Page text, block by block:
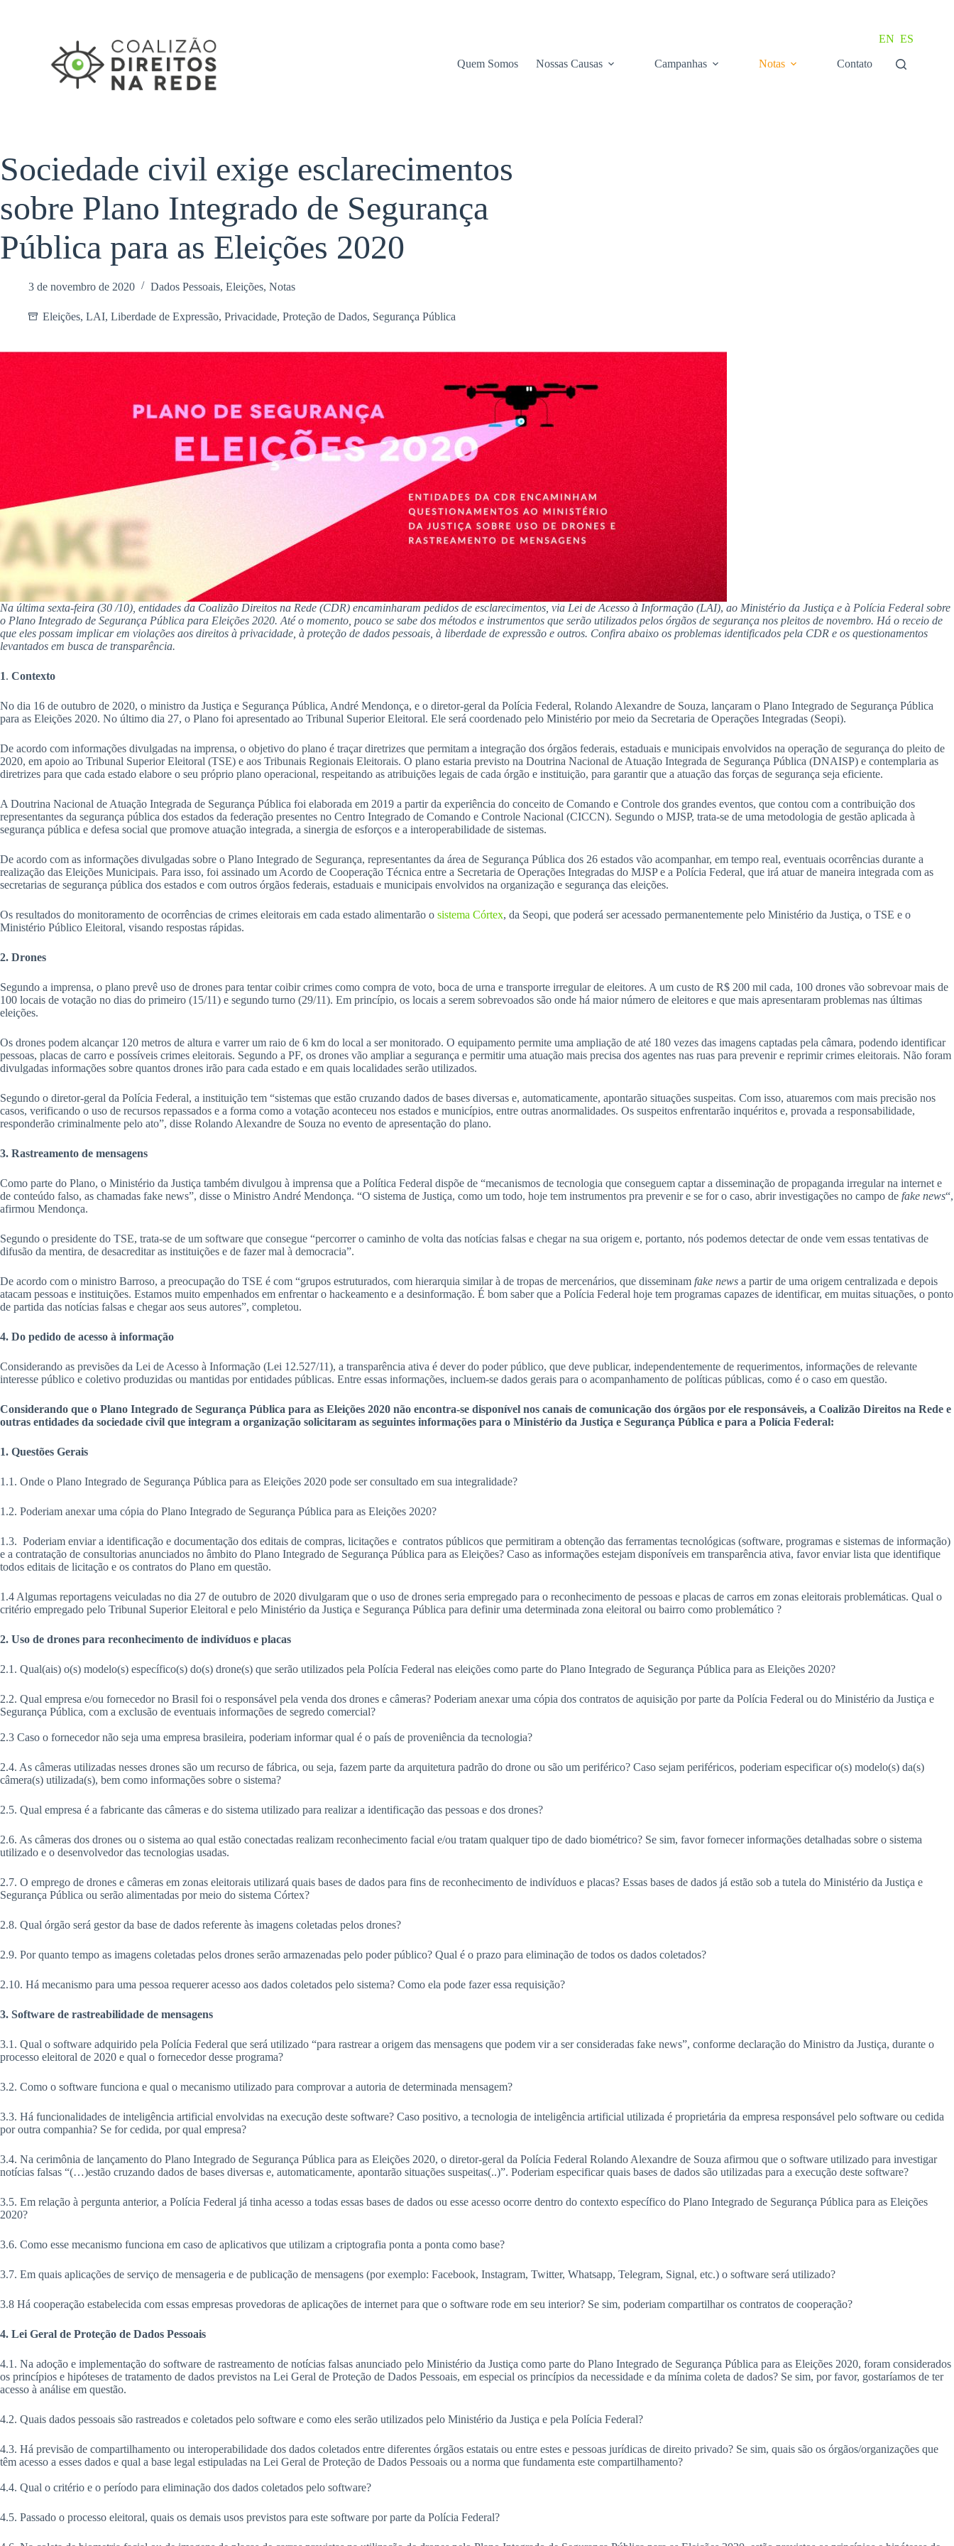
EN ES
Quem Somos Nossas Causas Campanhas Notas Contato
Sociedade civil exige esclarecimentos
sobre Plano Integrado de Segurança
Pública para as Eleições 2020
3 de novembro de 2020 Dados Pessoais, Eleições, Notas
Eleições, LAI, Liberdade de Expressão, Privacidade, Proteção de Dados, Segurança Pública
Na última sexta-feira (30 /10), entidades da Coalizão Direitos na Rede (CDR) encaminharam pedidos de esclarecimentos, via Lei de Acesso à Informação (LAI), ao Ministério da Justiça e à Polícia Federal sobre
o Plano Integrado de Segurança Pública para Eleições 2020. Até o momento, pouco se sabe dos métodos e instrumentos que serão utilizados pelos órgãos de segurança nos pleitos de novembro. Há o receio de
que eles possam implicar em violações aos direitos à privacidade, à proteção de dados pessoais, à liberdade de expressão e outros. Confira abaixo os problemas identificados pela CDR e os questionamentos
levantados em busca de transparência.
1. Contexto
No dia 16 de outubro de 2020, o ministro da Justiça e Segurança Pública, André Mendonça, e o diretor-geral da Polícia Federal, Rolando Alexandre de Souza, lançaram o Plano Integrado de Segurança Pública
para as Eleições 2020. No último dia 27, o Plano foi apresentado ao Tribunal Superior Eleitoral. Ele será coordenado pelo Ministério por meio da Secretaria de Operações Integradas (Seopi).
De acordo com informações divulgadas na imprensa, o objetivo do plano é traçar diretrizes que permitam a integração dos órgãos federais, estaduais e municipais envolvidos na operação de segurança do pleito de
2020, em apoio ao Tribunal Superior Eleitoral (TSE) e aos Tribunais Regionais Eleitorais. O plano estaria previsto na Doutrina Nacional de Atuação Integrada de Segurança Pública (DNAISP) e contemplaria as
diretrizes para que cada estado elabore o seu próprio plano operacional, respeitando as atribuições legais de cada órgão e instituição, para garantir que a atuação das forças de segurança seja eficiente.
A Doutrina Nacional de Atuação Integrada de Segurança Pública foi elaborada em 2019 a partir da experiência do conceito de Comando e Controle dos grandes eventos, que contou com a contribuição dos
representantes da segurança pública dos estados da federação presentes no Centro Integrado de Comando e Controle Nacional (CICCN). Segundo o MJSP, trata-se de uma metodologia de gestão aplicada à
segurança pública e defesa social que promove atuação integrada, a sinergia de esforços e a interoperabilidade de sistemas.
De acordo com as informações divulgadas sobre o Plano Integrado de Segurança, representantes da área de Segurança Pública dos 26 estados vão acompanhar, em tempo real, eventuais ocorrências durante a
realização das Eleições Municipais. Para isso, foi assinado um Acordo de Cooperação Técnica entre a Secretaria de Operações Integradas do MJSP e a Polícia Federal, que irá atuar de maneira integrada com as
secretarias de segurança pública dos estados e com outros órgãos federais, estaduais e municipais envolvidos na organização e segurança das eleições.
Os resultados do monitoramento de ocorrências de crimes eleitorais em cada estado alimentarão o sistema Córtex, da Seopi, que poderá ser acessado permanentemente pelo Ministério da Justiça, o TSE e o
Ministério Público Eleitoral, visando respostas rápidas.
2. Drones
Segundo a imprensa, o plano prevê uso de drones para tentar coibir crimes como compra de voto, boca de urna e transporte irregular de eleitores. A um custo de R$ 200 mil cada, 100 drones vão sobrevoar mais de
100 locais de votação no dias do primeiro (15/11) e segundo turno (29/11). Em princípio, os locais a serem sobrevoados são onde há maior número de eleitores e que mais apresentaram problemas nas últimas
eleições.
Os drones podem alcançar 120 metros de altura e varrer um raio de 6 km do local a ser monitorado. O equipamento permite uma ampliação de até 180 vezes das imagens captadas pela câmara, podendo identificar
pessoas, placas de carro e possíveis crimes eleitorais. Segundo a PF, os drones vão ampliar a segurança e permitir uma atuação mais precisa dos agentes nas ruas para prevenir e reprimir crimes eleitorais. Não foram
divulgadas informações sobre quantos drones irão para cada estado e em quais localidades serão utilizados.
Segundo o diretor-geral da Polícia Federal, a instituição tem “sistemas que estão cruzando dados de bases diversas e, automaticamente, apontarão situações suspeitas. Com isso, atuaremos com mais precisão nos
casos, verificando o uso de recursos repassados e a forma como a votação aconteceu nos estados e municípios, entre outras anormalidades. Os suspeitos enfrentarão inquéritos e, provada a responsabilidade,
responderão criminalmente pelo ato”, disse Rolando Alexandre de Souza no evento de apresentação do plano.
3. Rastreamento de mensagens
Como parte do Plano, o Ministério da Justiça também divulgou à imprensa que a Política Federal dispõe de “mecanismos de tecnologia que conseguem captar a disseminação de propaganda irregular na internet e
de conteúdo falso, as chamadas fake news”, disse o Ministro André Mendonça. “O sistema de Justiça, como um todo, hoje tem instrumentos pra prevenir e se for o caso, abrir investigações no campo de fake news“,
afirmou Mendonça.
Segundo o presidente do TSE, trata-se de um software que consegue “percorrer o caminho de volta das notícias falsas e chegar na sua origem e, portanto, nós podemos detectar de onde vem essas tentativas de
difusão da mentira, de desacreditar as instituições e de fazer mal à democracia”.
De acordo com o ministro Barroso, a preocupação do TSE é com “grupos estruturados, com hierarquia similar à de tropas de mercenários, que disseminam fake news a partir de uma origem centralizada e depois
atacam pessoas e instituições. Estamos muito empenhados em enfrentar o hackeamento e a desinformação. É bom saber que a Polícia Federal hoje tem programas capazes de identificar, em muitas situações, o ponto
de partida das notícias falsas e chegar aos seus autores”, completou.
4. Do pedido de acesso à informação
Considerando as previsões da Lei de Acesso à Informação (Lei 12.527/11), a transparência ativa é dever do poder público, que deve publicar, independentemente de requerimentos, informações de relevante
interesse público e coletivo produzidas ou mantidas por entidades públicas. Entre essas informações, incluem-se dados gerais para o acompanhamento de políticas públicas, como é o caso em questão.
Considerando que o Plano Integrado de Segurança Pública para as Eleições 2020 não encontra-se disponível nos canais de comunicação dos órgãos por ele responsáveis, a Coalizão Direitos na Rede e
outras entidades da sociedade civil que integram a organização solicitaram as seguintes informações para o Ministério da Justiça e Segurança Pública e para a Polícia Federal:
1. Questões Gerais
1.1. Onde o Plano Integrado de Segurança Pública para as Eleições 2020 pode ser consultado em sua integralidade?
1.2. Poderiam anexar uma cópia do Plano Integrado de Segurança Pública para as Eleições 2020?
1.3. Poderiam enviar a identificação e documentação dos editais de compras, licitações e contratos públicos que permitiram a obtenção das ferramentas tecnológicas (software, programas e sistemas de informação)
e a contratação de consultorias anunciados no âmbito do Plano Integrado de Segurança Pública para as Eleições? Caso as informações estejam disponíveis em transparência ativa, favor enviar lista que identifique
todos editais de licitação e os contratos do Plano em questão.
1.4 Algumas reportagens veiculadas no dia 27 de outubro de 2020 divulgaram que o uso de drones seria empregado para o reconhecimento de pessoas e placas de carros em zonas eleitorais problemáticas. Qual o
critério empregado pelo Tribunal Superior Eleitoral e pelo Ministério da Justiça e Segurança Pública para definir uma determinada zona eleitoral ou bairro como problemático ?
2. Uso de drones para reconhecimento de indivíduos e placas
2.1. Qual(ais) o(s) modelo(s) específico(s) do(s) drone(s) que serão utilizados pela Polícia Federal nas eleições como parte do Plano Integrado de Segurança Pública para as Eleições 2020?
2.2. Qual empresa e/ou fornecedor no Brasil foi o responsável pela venda dos drones e câmeras? Poderiam anexar uma cópia dos contratos de aquisição por parte da Polícia Federal ou do Ministério da Justiça e
Segurança Pública, com a exclusão de eventuais informações de segredo comercial?
2.3 Caso o fornecedor não seja uma empresa brasileira, poderiam informar qual é o país de proveniência da tecnologia?
2.4. As câmeras utilizadas nesses drones são um recurso de fábrica, ou seja, fazem parte da arquitetura padrão do drone ou são um periférico? Caso sejam periféricos, poderiam especificar o(s) modelo(s) da(s)
câmera(s) utilizada(s), bem como informações sobre o sistema?
2.5. Qual empresa é a fabricante das câmeras e do sistema utilizado para realizar a identificação das pessoas e dos drones?
2.6. As câmeras dos drones ou o sistema ao qual estão conectadas realizam reconhecimento facial e/ou tratam qualquer tipo de dado biométrico? Se sim, favor fornecer informações detalhadas sobre o sistema
utilizado e o desenvolvedor das tecnologias usadas.
2.7. O emprego de drones e câmeras em zonas eleitorais utilizará quais bases de dados para fins de reconhecimento de indivíduos e placas? Essas bases de dados já estão sob a tutela do Ministério da Justiça e
Segurança Pública ou serão alimentadas por meio do sistema Córtex?
2.8. Qual órgão será gestor da base de dados referente às imagens coletadas pelos drones?
2.9. Por quanto tempo as imagens coletadas pelos drones serão armazenadas pelo poder público? Qual é o prazo para eliminação de todos os dados coletados?
2.10. Há mecanismo para uma pessoa requerer acesso aos dados coletados pelo sistema? Como ela pode fazer essa requisição?
3. Software de rastreabilidade de mensagens
3.1. Qual o software adquirido pela Polícia Federal que será utilizado “para rastrear a origem das mensagens que podem vir a ser consideradas fake news”, conforme declaração do Ministro da Justiça, durante o
processo eleitoral de 2020 e qual o fornecedor desse programa?
3.2. Como o software funciona e qual o mecanismo utilizado para comprovar a autoria de determinada mensagem?
3.3. Há funcionalidades de inteligência artificial envolvidas na execução deste software? Caso positivo, a tecnologia de inteligência artificial utilizada é proprietária da empresa responsável pelo software ou cedida
por outra companhia? Se for cedida, por qual empresa?
3.4. Na cerimônia de lançamento do Plano Integrado de Segurança Pública para as Eleições 2020, o diretor-geral da Polícia Federal Rolando Alexandre de Souza afirmou que o software utilizado para investigar
notícias falsas “(…)estão cruzando dados de bases diversas e, automaticamente, apontarão situações suspeitas(..)”. Poderiam especificar quais bases de dados são utilizadas para a execução deste software?
3.5. Em relação à pergunta anterior, a Polícia Federal já tinha acesso a todas essas bases de dados ou esse acesso ocorre dentro do contexto específico do Plano Integrado de Segurança Pública para as Eleições
2020?
3.6. Como esse mecanismo funciona em caso de aplicativos que utilizam a criptografia ponta a ponta como base?
3.7. Em quais aplicações de serviço de mensageria e de publicação de mensagens (por exemplo: Facebook, Instagram, Twitter, Whatsapp, Telegram, Signal, etc.) o software será utilizado?
3.8 Há cooperação estabelecida com essas empresas provedoras de aplicações de internet para que o software rode em seu interior? Se sim, poderiam compartilhar os contratos de cooperação?
4. Lei Geral de Proteção de Dados Pessoais
4.1. Na adoção e implementação do software de rastreamento de notícias falsas anunciado pelo Ministério da Justiça como parte do Plano Integrado de Segurança Pública para as Eleições 2020, foram considerados
os princípios e hipóteses de tratamento de dados previstos na Lei Geral de Proteção de Dados Pessoais, em especial os princípios da necessidade e da mínima coleta de dados? Se sim, por favor, gostaríamos de ter
acesso à análise em questão.
4.2. Quais dados pessoais são rastreados e coletados pelo software e como eles serão utilizados pelo Ministério da Justiça e pela Polícia Federal?
4.3. Há previsão de compartilhamento ou interoperabilidade dos dados coletados entre diferentes órgãos estatais ou entre estes e pessoas jurídicas de direito privado? Se sim, quais são os órgãos/organizações que
têm acesso a esses dados e qual a base legal estipuladas na Lei Geral de Proteção de Dados Pessoais ou a norma que fundamenta este compartilhamento?
4.4. Qual o critério e o período para eliminação dos dados coletados pelo software?
4.5. Passado o processo eleitoral, quais os demais usos previstos para este software por parte da Polícia Federal?